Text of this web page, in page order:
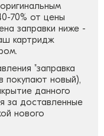
70% от цены
заправки ниже -
картридж
"заправка
покупают новый),
данного
за доставленные
нового